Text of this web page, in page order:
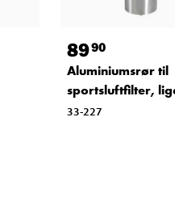
8990
Aluminiumsrør til
sportsluftfilter,
33-227